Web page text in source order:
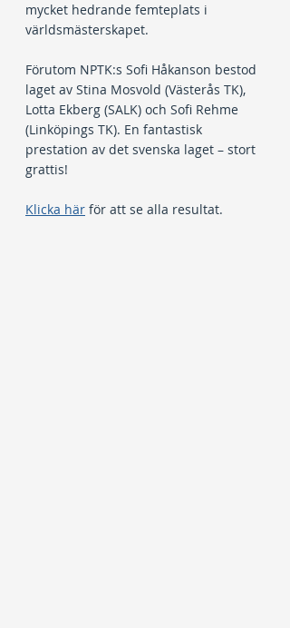
mycket hedrande femteplats i
världsmästerskapet.
Förutom NPTK:s Sofi Håkanson bestod
laget av Stina Mosvold (Västerås TK),
Lotta Ekberg (SALK) och Sofi Rehme
(Linköpings TK). En fantastisk
prestation av det svenska laget – stort
grattis!
Klicka här för att se alla resultat.